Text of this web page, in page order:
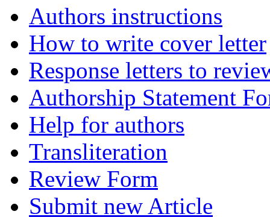
Authors instructions
How to write cover letter
Response letters to
Authorship Statement
Help for authors
Transliteration
Review Form
Submit new Article